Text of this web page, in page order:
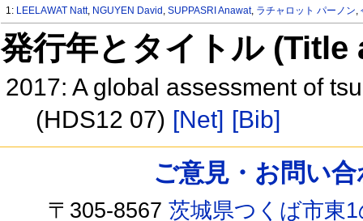
1: LEELAWAT Natt, NGUYEN David ,SUPPASRI Anawat, ラチャロット パーノン,
発行年とタイトル
2017: A global assessment of
(HDS12 07) [Net] [Bib]
ご意見・お問い
〒305-8567茨城県つくば市東